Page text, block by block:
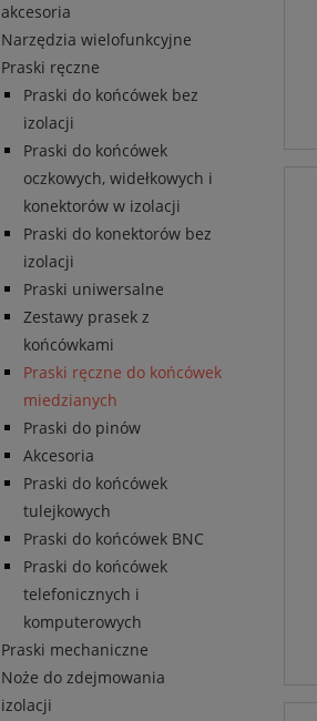
akcesoria
Narzędzia wielofunkcyjne
Praski ręczne
Praski do końcówek bez
izolacji
Praski do końcówek
oczkowych, widełkowych i
konektorów w izolacji
Praski do konektorów bez
izolacji
Praski uniwersalne
Zestawy prasek z
końcówkami
Praski ręczne do końcówek
miedzianych
Praski do pinów
Akcesoria
Praski do końcówek
tulejkowych
Praski do końcówek BNC
Praski do końcówek
telefonicznych i
komputerowych
Praski mechaniczne
Noże do zdejmowania
izolacji